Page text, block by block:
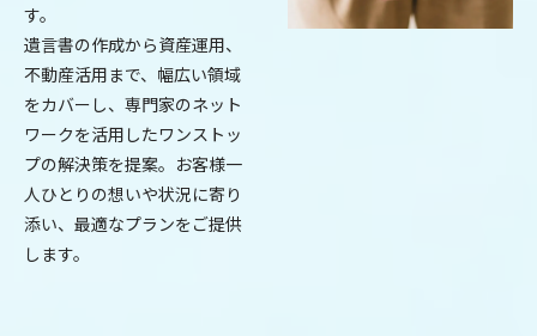
す。
遺言書の作成から資産運用、
不動産活用まで、幅広い領域
をカバーし、専門家のネット
ワークを活用したワンストッ
プの解決策を提案。お客様一
人ひとりの想いや状況に寄り
添い、最適なプランをご提供
します。